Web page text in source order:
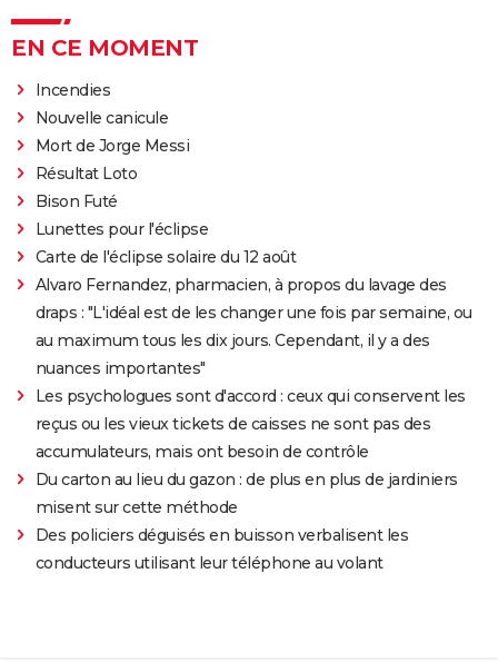
EN CE MOMENT
Incendies
Nouvelle canicule
Mort de Jorge Messi
Résultat Loto
Bison Futé
Lunettes pour l'éclipse
Carte de l'éclipse solaire du 12 août
Alvaro Fernandez, pharmacien, à propos du lavage des
draps : "L'idéal est de les changer une fois par semaine, ou
au maximum tous les dix jours. Cependant, il y a des
nuances importantes"
Les psychologues sont d'accord : ceux qui conservent les
reçus ou les vieux tickets de caisses ne sont pas des
accumulateurs, mais ont besoin de contrôle
Du carton au lieu du gazon : de plus en plus de jardiniers
misent sur cette méthode
Des policiers déguisés en buisson verbalisent les
conducteurs utilisant leur téléphone au volant